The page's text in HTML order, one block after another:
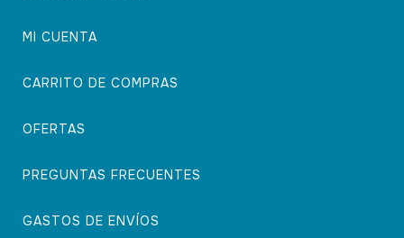
MI CUENTA
CARRITO DE COMPRAS
OFERTAS
PREGUNTAS FRECUENTES
GASTOS DE ENVÍOS